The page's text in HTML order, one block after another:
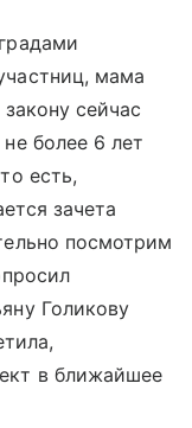
мама
сейчас
более 6 лет
есть,
зачета
посмотрим
Голикову
в ближайшее